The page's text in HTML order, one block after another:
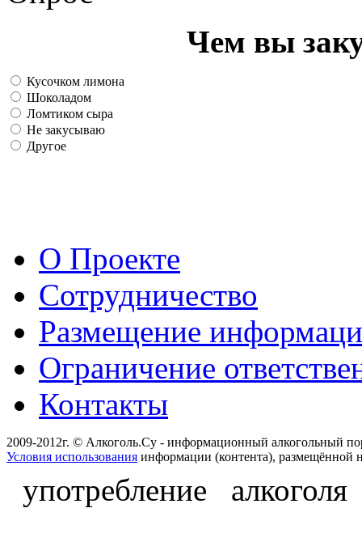
Чем вы
Кусочком лимона
Шоколадом
Ломтиком сыра
Не закусываю
Другое
О Проекте
Сотрудничество
Размещение
Ограничение
Контакты
2009-2012г. © Алкоголь.Су - информационный алкогольный
Условия использования информации (контента), размещённой
употребление